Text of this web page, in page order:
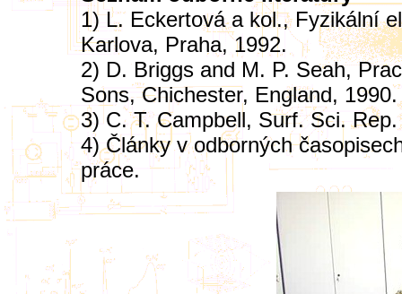
1) L. Eckertová a kol., Fyzikální
Karlova, Praha, 1992.
2) D. Briggs and M. P. Seah,
Sons, Chichester, England, 1990.
3) C. T. Campbell, Surf. Sci.
4) Články v odborných
práce.